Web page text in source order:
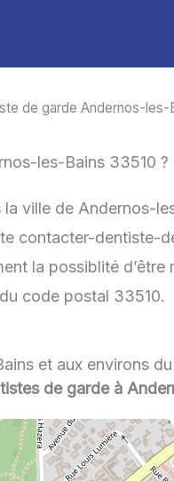
de garde Andernos-les-
les-Bains 33510 ?
la ville de
contacter-dentiste-
la possiblité
code postal 33510.
et aux environs
de garde à